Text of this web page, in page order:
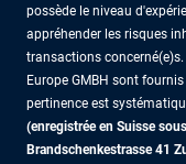
possède le niveau
appréhender les risques
transactions
Europe GMBH sont
pertinence est
(enregistrée en Suisse
Brandschenkestrasse 41